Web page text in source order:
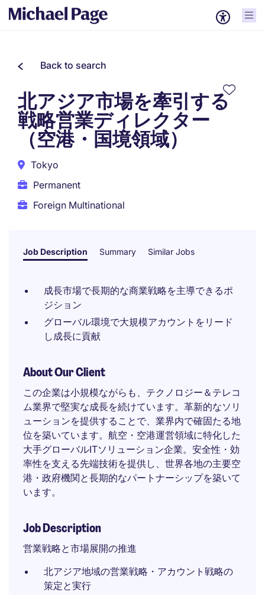
Back to search
北アジア市場を牽引する
戦略営業ディレクター
（空港・国境領域）
Tokyo
Permanent
Foreign Multinational
Job Description Summary Similar Jobs
成長市場で長期的な商業戦略を主導できるポ
ジション
グローバル環境で大規模アカウントをリード
し成長に貢献
About Our Client
この企業は小規模ながらも、テクノロジー＆テレコ
ム業界で堅実な成長を続けています。革新的なソリ
ューションを提供することで、業界内で確固たる地
位を築いています。航空・空港運営領域に特化した
大手グローバルITソリューション企業。安全性・効
率性を支える先端技術を提供し、世界各地の主要空
港・政府機関と長期的なパートナーシップを築いて
います。
Job Description
営業戦略と市場展開の推進
北アジア地域の営業戦略・アカウント戦略の
策定と実行